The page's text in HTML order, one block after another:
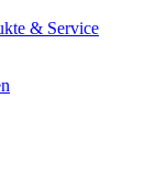
& Service